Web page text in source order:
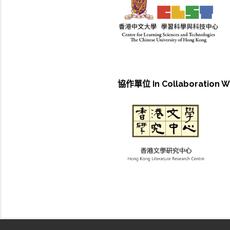
協作單位 In Collaboration